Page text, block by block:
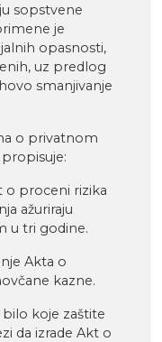
sopstvene
je
opasnosti,
uz predlog
smanjivanje
o privatnom
o proceni rizika
ažuriraju
u tri godine.
Akta o
kazne.
bilo koje zaštite
da izrade Akt o